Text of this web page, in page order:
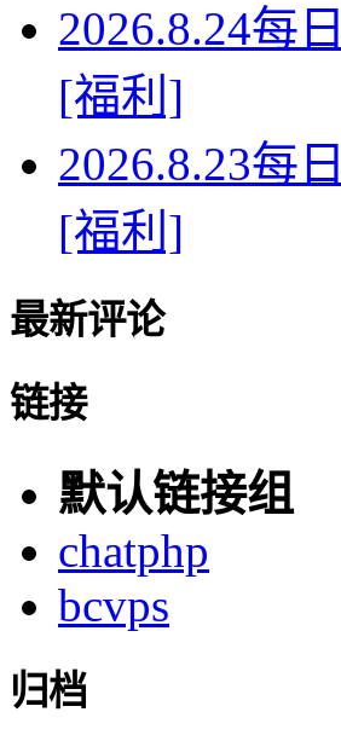
2026.8.24每
[福利]
2026.8.23每
[福利]
最新评论
链接
默认链接组
chatphp
bcvps
归档